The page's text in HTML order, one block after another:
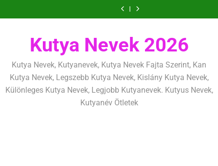
a
héten
kezdj
el
fizikailag
szeretettel,
amit
már
héten
kezdj
el
amik
egész
Kutya Nevek 2026
Kutya Nevek, Kutyanevek, Kutya Nevek Fajta Szerint, Kan
Kutya Nevek, Legszebb Kutya Nevek, Kislány Kutya Nevek,
Különleges Kutya Nevek, Legjobb Kutyanevek. Kutyus Nevek,
Kutyanév Ötletek